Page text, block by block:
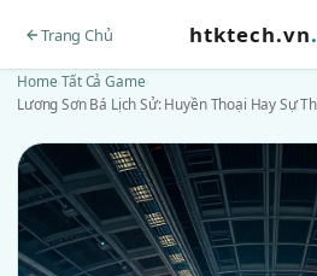
Trang Chủ htktech.vn.
Home›Tất Cả Game›
Lương Sơn Bá Lịch Sử: Huyền Thoại Hay Sự